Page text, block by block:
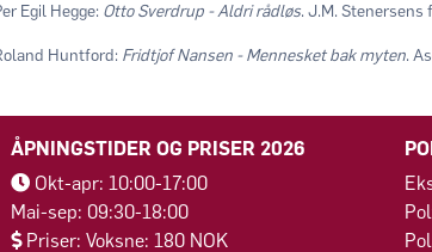
Egil Hegge: Otto Sverdrup - Aldri rådløs. J.M. Stenersens
Huntford: Fridtjof Nansen - Mennesket bak myten.
ÅPNINGSTIDER OG PRISER 2026
Okt-apr: 10:00-17:00
Mai-sep: 09:30-18:00
Priser: Voksne: 180 NOK